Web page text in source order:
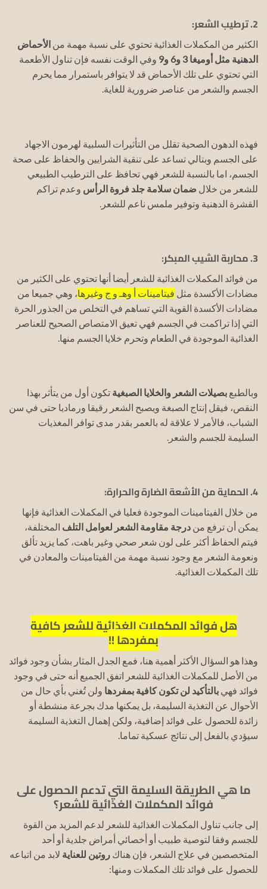
2. ترطيب الشعر:
الكثير من المكملات الغذائية تحتوي على نسبة مهمة من الأحماض
الدهنية مثل أوميغا 3 و6 و9
وفي الوقت نفسه فإن تناول الأطعمة
التي تحتوي على تلك الأحماض قد لا يتوافر باستمرار مما يحرم
الجسم والشعر من عناصر ضرورية للغاية.
فهذه الدهون الصحية تقلل من التأثيرات السلبية لهرمون الاجهاد
على الجسم وبتالي تساعد على تنقية الشرايين والحفاظ على صحة
الجسم، اما بالنسبة للشعر فهي تحافظ على الترطيب الطبيعي
للشعر من خلال ضمان سلامة جلد فروة الرأس وعدم تراكم
القشرة الدهنية وتوفير ملمس ناعم للشعر.
3. محاربة الشيب المبكر:
من فوائد المكملات الغذائية للشعر أيضا أنها تحتوي على الكثير من
مضادات الأكسدة مثل فيتامينات أ وهـ و ج وغيرها، وهي جميعا من
مضادات الأكسدة القوية التي تساهم في التخلص من الجذور الحرة
التي إذا تراكمت في الجسم فهي تعيق الامتصاص الصحيح للعناصر
الغذائية الموجودة في الطعام وتحرم خلايا الجسم منها.
وبالطبع بصيلات الشعر والخلايا الصبغية تكون أول من يتأثر بهذا
النقص، فيقل إنتاج الصبغة ويصبح الشعر رقيقا ورماديا حتى في سن
الشباب، فالأمر لا علاقة له بالعمر بقدر مدى توافر المغذيات
السليمة للجسم والشعر.
4. الحماية من الأشعة الضارة والحرارة:
من خلال الفيتامينات الموجودة فعليا في المكملات الغذائية فإنها
يمكن أن ترفع من درجة مقاومة الشعر لعوامل التلف المختلفة،
فيتم الحفاظ أكثر على لون شعر صحي وغير باهت، كما يزيد تألق
ونعومة الشعر مع وجود نسبة مهمة من الفيتامينات والمعادن في
تلك المكملات الغذائية.
هل فوائد المكملات الغذائية للشعر كافية
بمفردها !!
وهذا هو السؤال الأكثر أهمية هنا، فمع الجدل المثار بشأن وجود فوائد
من الأصل للمكملات الغذائية للشعر اتفق الجميع أنه حتى في وجود
فوائد فهي بالتأكيد لن تكون كافية بمفردها ولن تُغني بأي حال من
الأحوال عن التغذية السليمة، بل يمكنها مدك بجرعة منشطة أو
زائدة للحصول على فوائد إضافية، ولكن إهمال التغذية السليمة
سيؤدي بالفعل إلى نتائج عسكية تماما.
ما هي الطريقة السليمة التي تدعم الحصول على
فوائد المكملات الغذائية للشعر؟
إلى جانب تناول المكملات الغذائية للشعر لدعم المزيد من القوة
للجسم وفقا لتوصية طبيب أو أخصائي أمراض جلدية أو أحد
المتخصصين في علاج الشعر، فإن هناك روتين للعناية لابد من اتباعه
للحصول على فوائد تلك المكملات ومنها: